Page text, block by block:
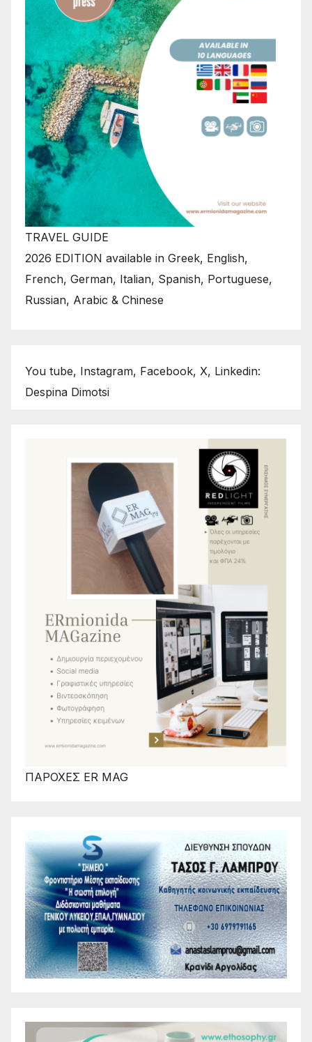
TRAVEL GUIDE
2026 EDITION available in Greek, English,
French, German, Italian, Spanish, Portuguese,
Russian, Arabic & Chinese
You tube, Instagram, Facebook, X, Linkedin:
Despina Dimotsi
ΠΑΡΟΧΕΣ ER MAG